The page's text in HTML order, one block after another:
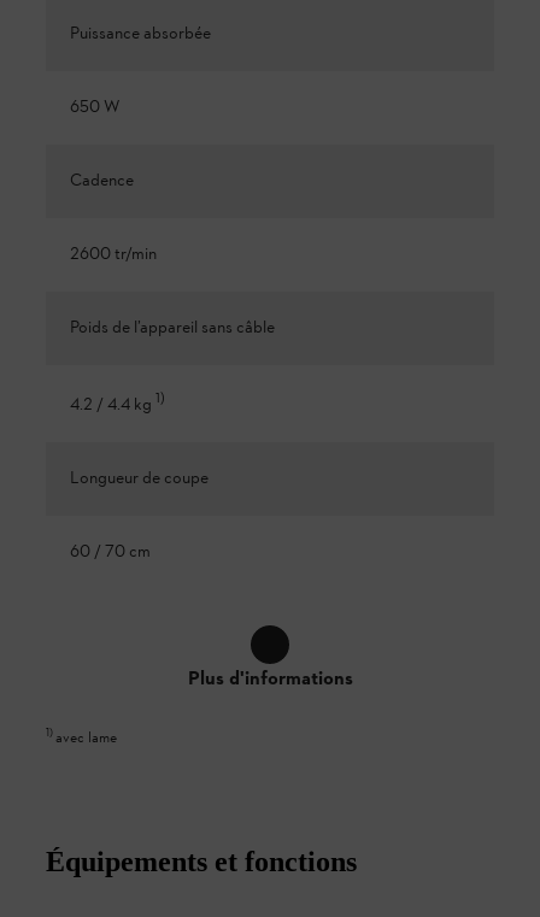
Puissance absorbée
650 W
Cadence
2600 tr/min
Poids de l’appareil sans câble
4.2 / 4.4 kg 1)
Longueur de coupe
60 / 70 cm
Plus d'informations
1) avec lame
Équipements et fonctions